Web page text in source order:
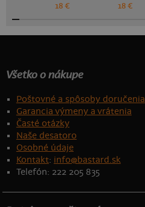
18 € 18 €
Všetko o nákupe
Poštovné a spôsoby doručenia
Garancia výmeny a vrátenia
Časté otázky
Naše desatoro
Osobné údaje
Kontakt: info@bastard.sk
Telefón: 222 205 835